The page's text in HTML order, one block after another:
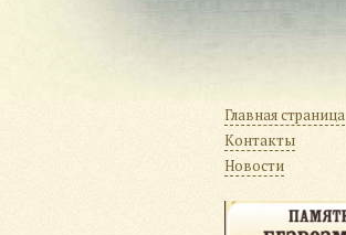
Главная страница
Контакты
Новости